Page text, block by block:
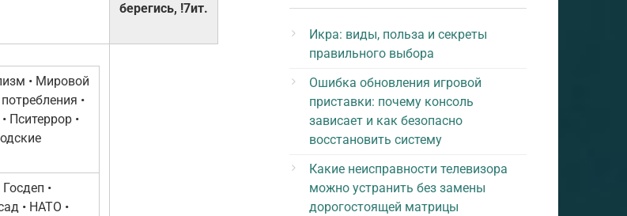
берегись, !7ит.
• Мировой
•
Пситеррор •
Госдеп •
• НАТО •
Икра: виды, польза и секреты
правильного выбора
Ошибка обновления игровой
приставки: почему консоль
зависает и как безопасно
восстановить систему
Какие неисправности телевизора
можно устранить без замены
дорогостоящей матрицы